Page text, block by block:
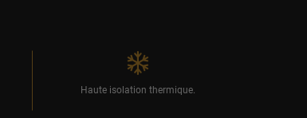
Haute isolation thermique.